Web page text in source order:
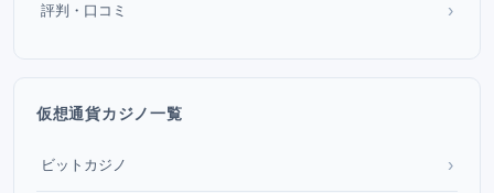
評判・口コミ ›
仮想通貨カジノ一覧
ビットカジノ ›